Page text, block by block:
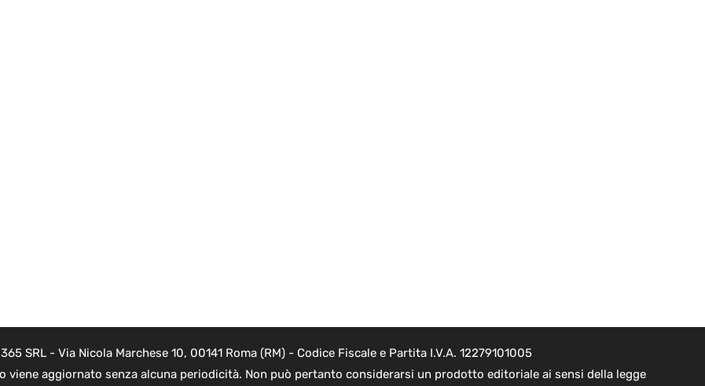
SRL - Via Nicola Marchese 10, 00141 Roma (RM) - Codice Fiscale e Partita I.V.A. 12279101005
viene aggiornato senza alcuna periodicità. Non può pertanto considerarsi un prodotto editoriale ai sensi della legge